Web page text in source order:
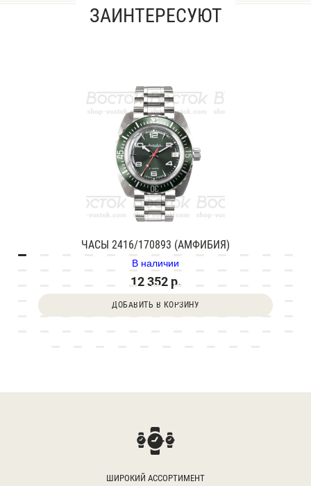
ЗАИНТЕРЕСУЮТ
ЧАСЫ 2416/170893 (АМФИБИЯ)
В наличии
12 352 р.
ДОБАВИТЬ В КОРЗИНУ
ШИРОКИЙ АССОРТИМЕНТ